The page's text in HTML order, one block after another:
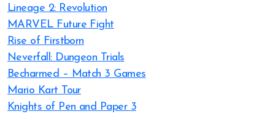
Lineage 2: Revolution
MARVEL Future Fight
Rise of Firstborn
Neverfall: Dungeon Trials
Becharmed – Match 3 Games
Mario Kart Tour
Knights of Pen and Paper 3